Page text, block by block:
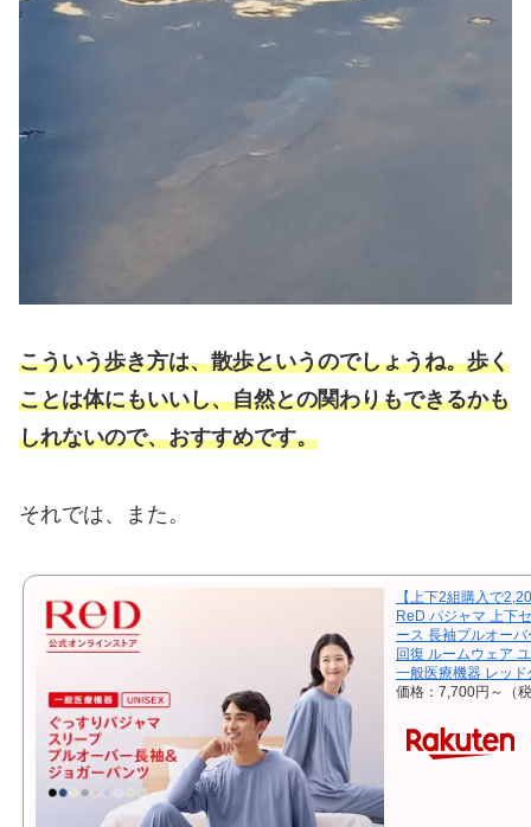
こういう歩き方は、散歩というのでしょうね。歩く
ことは体にもいいし、自然との関わりもできるかも
しれないので、おすすめです。
それでは、また。
【上下2組購入で
ReD パジャマ 上下
ース 長袖プルオー
回復 ルームウェア
一般医療機器 レッド
価格：7,700円～（